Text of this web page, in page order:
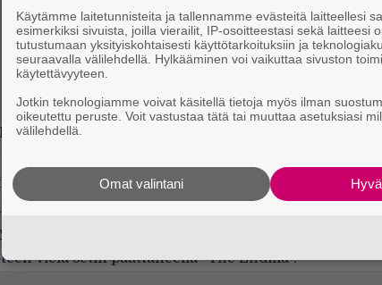
Rock and Roll Hall of Fameen viime
Bruce Springsteen
. Pomo antoi panoksensa
Be Your Maniin”. Springsteen toivoi 18. päivä
McCartneylle ”loistavaa tulevaa 80 vuotta”.
vielä setin päättäneellä ”The Endillä”.
Käytämme laitetunnisteita ja tallennamme evästeitä laitteellesi
esimerkiksi sivuista, joilla vierailit, IP-osoitteestasi sekä laitteesi
tutustumaan yksityiskohtaisesti käyttötarkoituksiin ja
seuraavalla välilehdellä. Hylkääminen voi vaikuttaa sivuston
käytettävyyteen.
Jotkin teknologiamme voivat käsitellä tietoja myös ilman
oikeutettu peruste. Voit vastustaa tätä tai muuttaa asetuksiasi
välilehdellä.
Omat valintani